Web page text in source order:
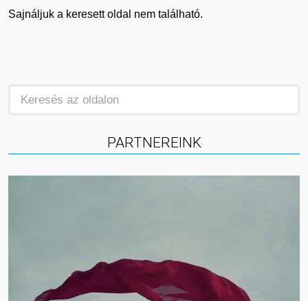
Sajnáljuk a keresett oldal nem található.
PARTNEREINK